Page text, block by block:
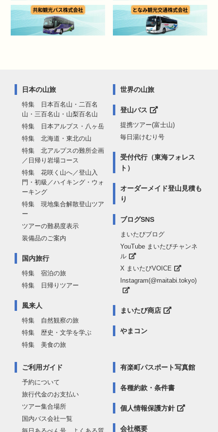
日本の山旅
特集 日本百名山・二百名
山・三百名山・山梨百名山
特集 日本アルプス・八ヶ岳
特集 北海道・東北の山
特集 北アルプスの難所企画
／日帰り岩場コース
特集 花咲く山へ／登山入
門・初級／ハイキング・ウォ
ーキング
特集 現地集合解散登山ツア
ー
ツアーの難易度表示
装備品のご案内
国内旅行
特集 宿泊の旅
特集 日帰りツアー
風来人
特集 自然観察の旅
特集 歴史・文学を学ぶ
特集 美食の旅
世界の山旅
登山バス
提携ツアー(富士山)
毎日湯けむり号
受付代行（東海フォレス
ト）
オーダーメイド登山見積も
り
ブログSNS
まいたびブログ
YouTube まいたびチャンネ
ル
X まいたびVOICE
Instagram(@maitabi.tokyo)
まいたび商店
やまコン
ご利用ガイド
予約について
旅行代金のお支払い
ツアー集合場所
国内バス会社一覧
有楽町パスポート写真館
各種約款・条件書
個人情報保護方針
会社概要